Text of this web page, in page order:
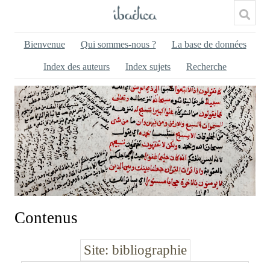
Bienvenue Qui sommes-nous ? La base de données
Index des auteurs Index sujets Recherche
Contenus
Site bibliographie